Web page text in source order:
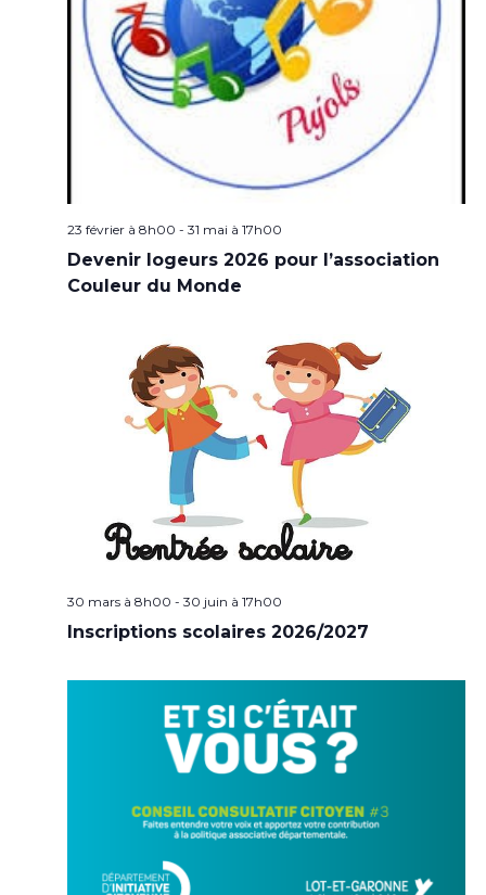
23 février à 8h00 - 31 mai à 17h00
Devenir logeurs 2026 pour l’association
Couleur du Monde
30 mars à 8h00 - 30 juin à 17h00
Inscriptions scolaires 2026/2027